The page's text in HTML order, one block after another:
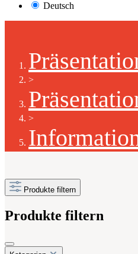
Deutsch
>
>
Produkte filtern
Produkte filtern